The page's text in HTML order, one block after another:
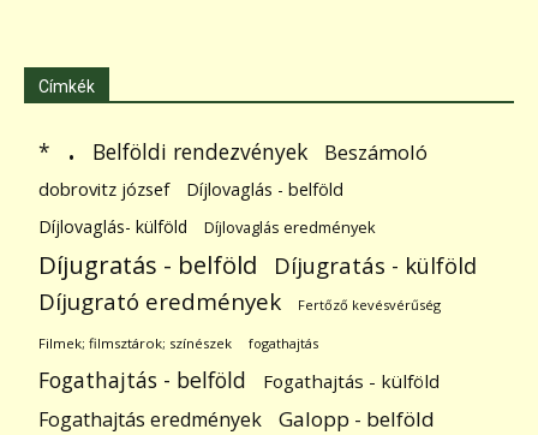
Címkék
* . Belföldi rendezvények Beszámoló
dobrovitz józsef
Díjlovaglás - belföld
Díjlovaglás- külföld
Díjlovaglás eredmények
Díjugratás - belföld Díjugratás - külföld
Díjugrató eredmények Fertőző kevésvérűség
Filmek; filmsztárok; színészek fogathajtás
Fogathajtás - belföld Fogathajtás - külföld
Fogathajtás eredmények Galopp - belföld